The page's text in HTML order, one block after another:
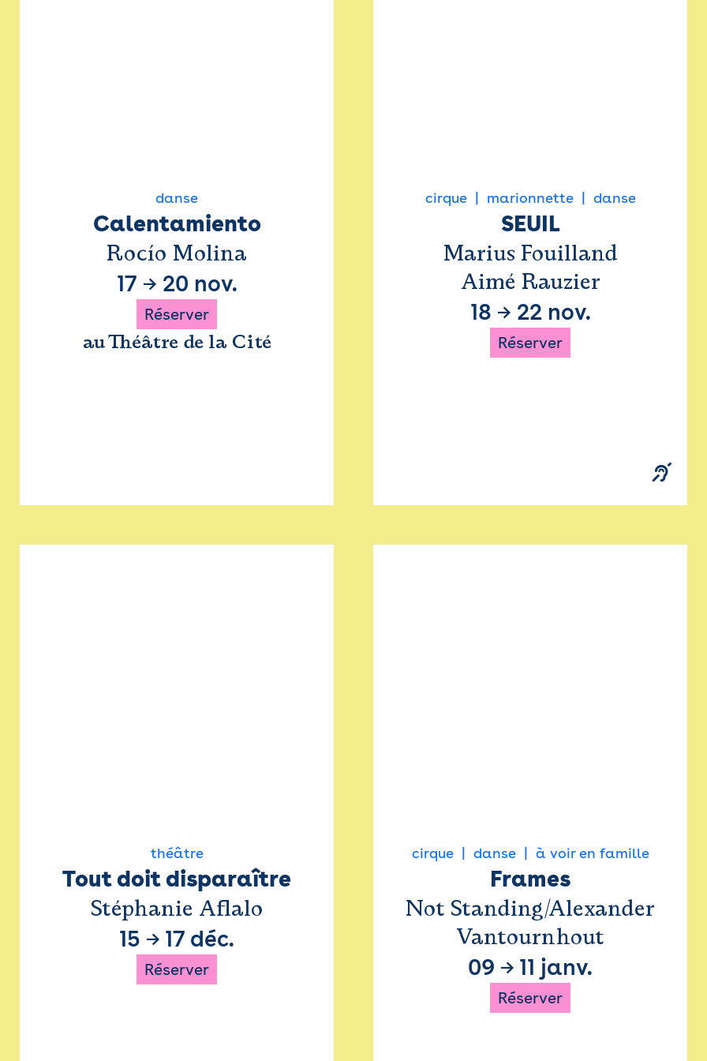
danse
Calentamiento
Rocío Molina
17 → 20 nov.
Réserver
au Théâtre de la Cité
cirque marionnette danse
SEUIL
Marius Fouilland
Aimé Rauzier
18 → 22 nov.
Réserver
théâtre
Tout doit disparaître
Stéphanie Aflalo
15 → 17 déc.
Réserver
cirque danse à voir en famille
Frames
Not Standing/Alexander
Vantournhout
09 → 11 janv.
Réserver